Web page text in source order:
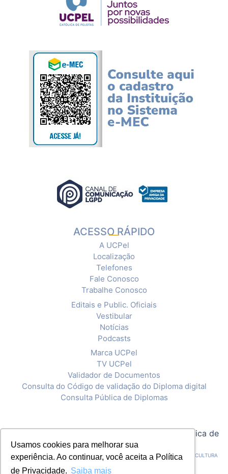
Usamos cookies para melhorar sua
experiência. Ao continuar, você aceita a Política
de Privacidade. Saiba mais
ACESSO RÁPIDO
A UCPel
Localização
Telefones
Fale Conosco
Trabalhe Conosco
Editais e Public. Oficiais
Vestibular
Notícias
Podcasts
Marca UCPel
TV UCPel
Validador de Documentos
Consulta do Código de validação do Diploma digital
Consulta Pública de Diplomas
Política de
Privacidade
CNPJ: 92.238.914/0001-03 - ASSOCIAÇÃO PELOTENSE DE ASSISTÊNCIA E CULTURA